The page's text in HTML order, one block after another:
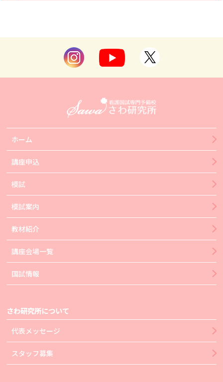
ホーム
講座申込
模試
模試案内
教材紹介
講座会場一覧
国試情報
さわ研究所について
代表メッセージ
スタッフ募集